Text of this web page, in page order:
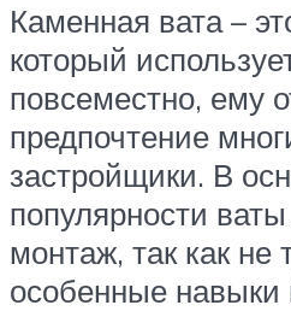
Каменная вата –
который
повсеместно, ему
предпочтение
застройщики. В
популярности
монтаж, так как не
особенные